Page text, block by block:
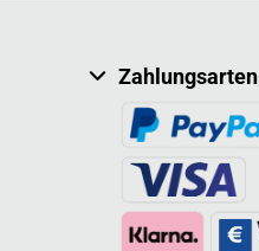
Zahlungsarten